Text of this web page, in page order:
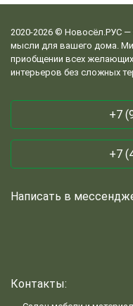
2020-2026 © Новосёл.РУС —
мысли для вашего дома.
приобщении всех
интерьеров без сложных
+7
+7
Написать в
Контакты: